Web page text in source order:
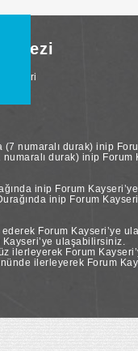
numaralı durak) inip
durak) inip Forum
inip Forum
inip Forum
Forum Kayseri’ye
ulaşabilirsiniz.
ilerleyerek Forum
ilerleyerek Forum